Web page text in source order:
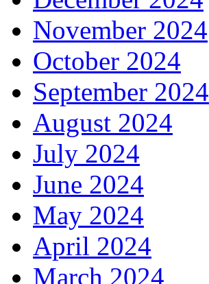
November 2024
October 2024
September 2024
August 2024
July 2024
June 2024
May 2024
April 2024
March 2024